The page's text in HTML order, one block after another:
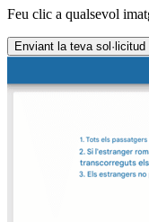
Feu clic a qualsevol
Enviant la teva sol·licitud